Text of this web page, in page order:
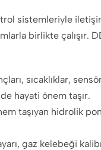
sistemleriyle
birlikte çalışır.
sıcaklıklar,
hayati önem taşır.
taşıyan hidrolik
gaz kelebeği